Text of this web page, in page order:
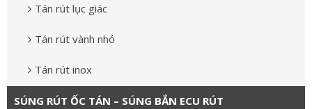
Tán rút lục giác
Tán rút vành nhỏ
Tán rút inox
SÚNG RÚT ỐC TÁN – SÚNG BẮN ECU RÚT